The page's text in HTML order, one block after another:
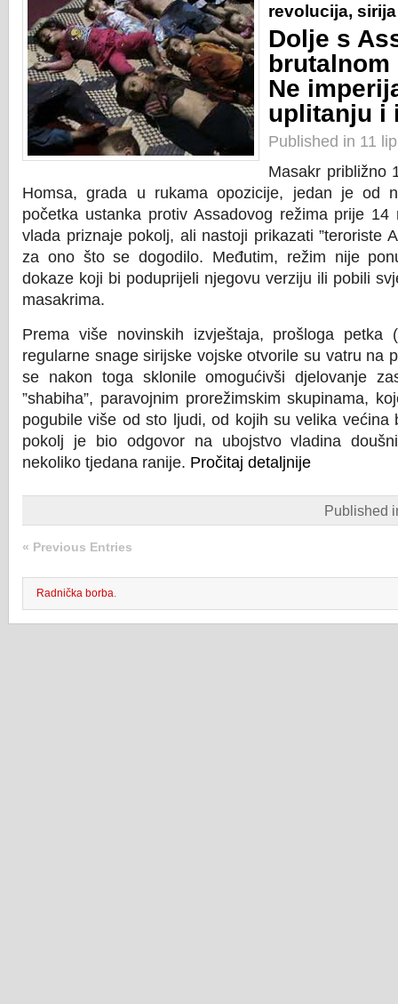
revolucija, sirija
Dolje s
Ne
uplitanju i
Published in 11
Masakr približno
Homsa, grada u rukama opozicije, jedan je od
početka ustanka protiv Assadovog režima prije
vlada priznaje pokolj, ali nastoji prikazati ”teroriste
za ono što se dogodilo. Međutim, režim nije
dokaze koji bi poduprijeli njegovu verziju ili pobili
masakrima.
Prema više novinskih izvještaja, prošloga petka (
regularne snage sirijske vojske otvorile su vatru na
se nakon toga sklonile omogućivši djelovanje
”shabiha”, paravojnim prorežimskim skupinama,
pogubile više od sto ljudi, od kojih su velika većina
pokolj je bio odgovor na ubojstvo vladina
nekoliko tjedana ranije. Pročitaj detaljnije
Published
« Previous Entries
Radnička borba.